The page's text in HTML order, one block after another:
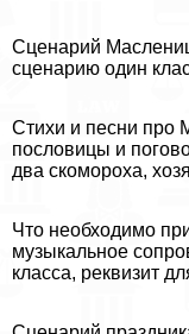
Сценарий
сценарию один
Стихи и песни про
пословицы и
два скомороха,
Что необходимо
музыкальное
класса, реквизит